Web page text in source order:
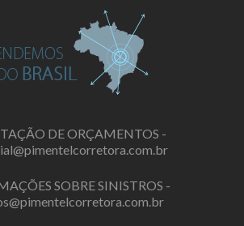
DE ORÇAMENTOS -
SOBRE SINISTROS -